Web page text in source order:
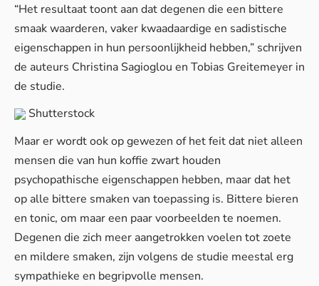
“Het resultaat toont aan dat degenen die een bittere
smaak waarderen, vaker kwaadaardige en sadistische
eigenschappen in hun persoonlijkheid hebben,” schrijven
de auteurs Christina Sagioglou en Tobias Greitemeyer in
de studie.
Shutterstock
Maar er wordt ook op gewezen of het feit dat niet alleen
mensen die van hun koffie zwart houden
psychopathische eigenschappen hebben, maar dat het
op alle bittere smaken van toepassing is. Bittere bieren
en tonic, om maar een paar voorbeelden te noemen.
Degenen die zich meer aangetrokken voelen tot zoete
en mildere smaken, zijn volgens de studie meestal erg
sympathieke en begripvolle mensen.